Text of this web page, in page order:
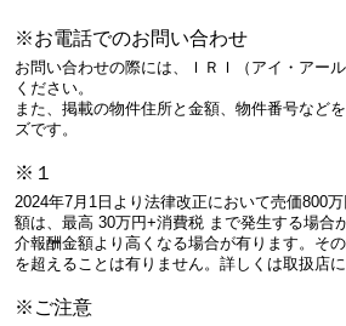
※お電話でのお問い合わせ
お問い合わせの際には、ＩＲＩ（アイ・アー
ください。
また、掲載の物件住所と金額、物件番号など
ズです。
※１
2024年7月1日より法律改正において売価800
額は、最高 30万円+消費税 まで発生する場合
介報酬金額より高くなる場合が有ります。そ
を超えることは有りません。詳しくは取扱店
※ご注意